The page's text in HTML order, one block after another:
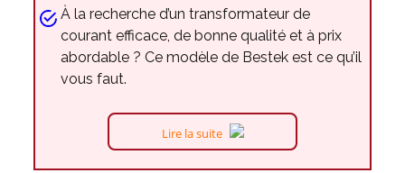
À la recherche d’un transformateur de
courant efficace, de bonne qualité et à prix
abordable ? Ce modèle de Bestek est ce qu’il
vous faut.
Lire la suite